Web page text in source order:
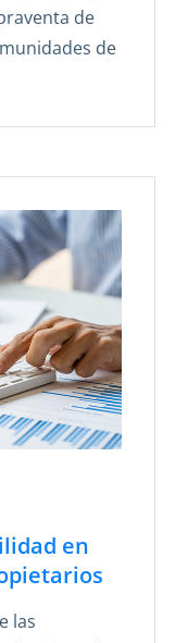
de
de
en
las